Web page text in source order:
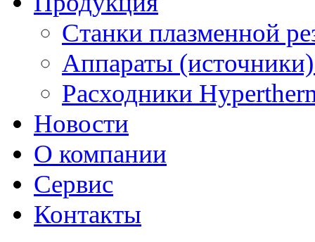
Станки плазменной
Аппараты
Расходники
Новости
О компании
Сервис
Контакты